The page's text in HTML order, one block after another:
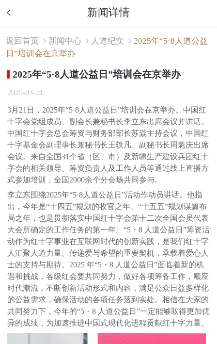
新闻详情
返回首页 新闻中心 人道纪实
2025年“5·8人道公益
日”培训会在京举办
2025年“5·8人道公益日”培训会在京举办
2025-03-21
3月21日，2025年“5·8人道公益日”培训会在京举办。中国红
十字会党组成员、副会长兼秘书长李立东出席会议并讲话。
中国红十字会总会筹资与财务部部长苏焱主持会议，中国红
十字基金会副理事长兼秘书长王轶凡、副秘书长周魁庆出席
会议。来自全国31个省（区、市）及新疆生产建设兵团红十
字会的相关领导、筹资负责人及工作人员等通过线上直播方
式参加培训，全国2000余个分会场共同参与。
李立东围绕2025年“5·8人道公益日”活动作动员讲话。他指
出，今年是“十四五”规划的收官之年、“十五五”规划谋篇布
局之年，也是贯彻落实中国红十字会第十二次全国会员代表
大会所确定的工作任务的第一年。“5・8 人道公益日”筹资活
动作为红十字事业在互联网时代的创新实践，是我们红十字
人汇聚人道力量、传递爱与希望的重要契机，承载着爱心人
士的支持与期待。2025 年“5・8 人道公益日”面临着新的机
遇和挑战，各级红会要共同努力，做好各项筹备工作，顺应
时代潮流，不断创新活动形式和内容，满足公众日益多样化
的公益需求，确保活动的各项任务落到实处。相信在大家的
共同努力下，今年的“5・8 人道公益日”一定能够取得更加优
异的成绩，为加速推进中国式现代化进程贡献红十字力量。